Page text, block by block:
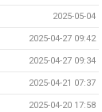
2025-05-04
2025-04-27 09:42
2025-04-27 09:34
2025-04-21 07:37
2025-04-20 17:58